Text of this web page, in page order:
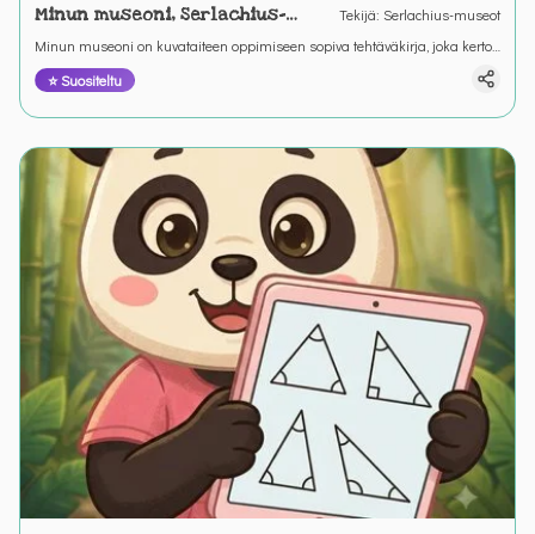
Minun museoni, Serlachius-
museot
Tekijä: Serlachius-museot
Minun museoni on kuvataiteen oppimiseen sopiva tehtäväkirja, joka kertoo
taidemuseoista sekä Serlachius-museoista
⭐ Suositeltu